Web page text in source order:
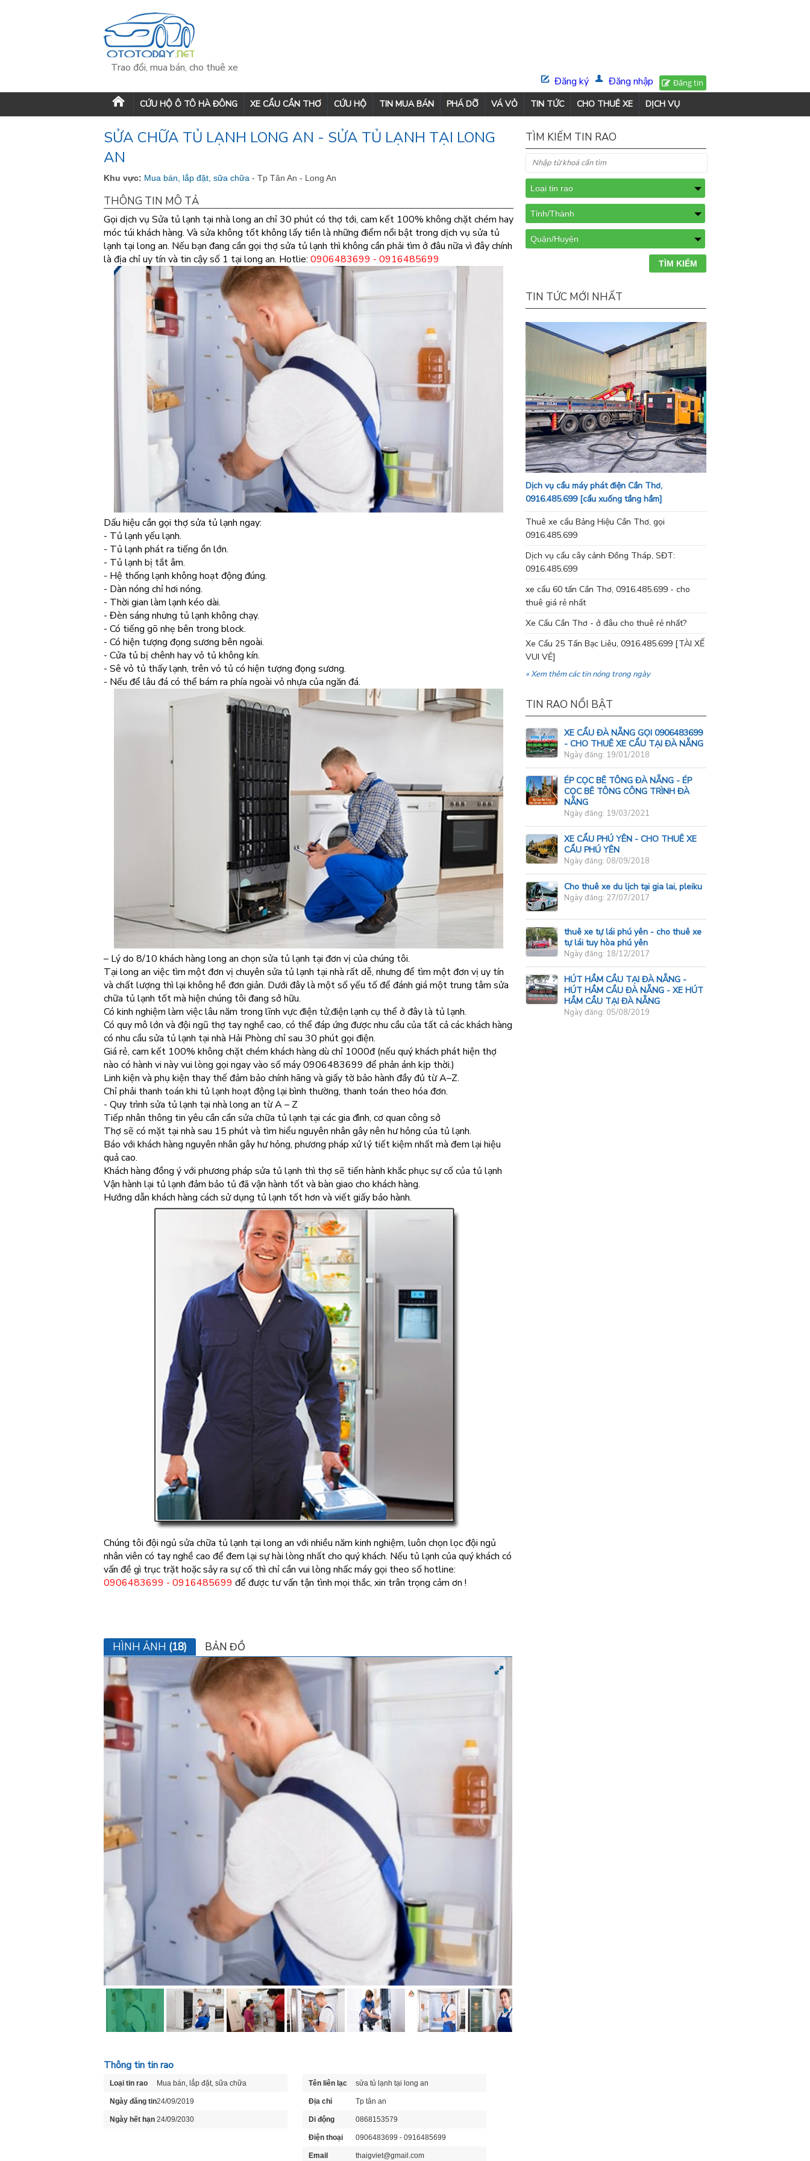
Trao đổi, mua bán, cho thuê xe
Đăng tin
Đăng nhập
Đăng ký
CỨU HỘ Ô TÔ HÀ ĐÔNG XE CẨU CẦN THƠ CỨU HỘ TIN MUA BÁN PHÁ DỠ VÁ VỎ TIN TỨC CHO THUÊ XE DỊCH VỤ
SỬA CHỮA TỦ LẠNH LONG AN - SỬA TỦ LẠNH TẠI LONG
AN
Khu vực: Mua bán, lắp đặt, sữa chữa - Tp Tân An - Long An
THÔNG TIN MÔ TẢ
Gọi dịch vụ Sửa tủ lạnh tại nhà long an chỉ 30 phút có thợ tới, cam kết 100% không chặt chém hay
móc túi khách hàng. Và sửa không tốt không lấy tiền là những điểm nổi bật trong dịch vụ sửa tủ
lạnh tại long an. Nếu bạn đang cần gọi thợ sửa tủ lạnh thì không cần phải tìm ở đâu nữa vì đây chính
là địa chỉ uy tín và tin cậy số 1 tại long an. Hotlie: 0906483699 - 0916485699
Dấu hiệu cần gọi thợ sửa tủ lạnh ngay:
- Tủ lạnh yếu lạnh.
- Tủ lạnh phát ra tiếng ồn lớn.
- Tủ lạnh bị tắt âm.
- Hệ thống lạnh không hoạt động đúng.
- Dàn nóng chỉ hơi nóng.
- Thời gian làm lạnh kéo dài.
- Đèn sáng nhưng tủ lạnh không chạy.
- Có tiếng gõ nhẹ bên trong block.
- Có hiện tượng đọng sương bên ngoài.
- Cửa tủ bị chênh hay vỏ tủ không kín.
- Sê vỏ tủ thấy lạnh, trên vỏ tủ có hiện tượng đọng sương.
- Nếu để lâu đá có thể bám ra phía ngoài vỏ nhựa của ngăn đá.
– Lý do 8/10 khách hàng long an chọn sửa tủ lạnh tại đơn vị của chúng tôi.
Tại long an việc tìm một đơn vị chuyên sửa tủ lạnh tại nhà rất dễ, nhưng để tìm một đơn vị uy tín
và chất lượng thì lại không hề đơn giản. Dưới đây là một số yếu tố để đánh giá một trung tâm sửa
chữa tủ lạnh tốt mà hiện chúng tôi đang sở hữu.
Có kinh nghiệm làm việc lâu năm trong lĩnh vực điện tử,điện lạnh cụ thể ở đây là tủ lạnh.
Có quy mô lớn và đội ngũ thợ tay nghề cao, có thể đáp ứng được nhu cầu của tất cả các khách hàng
có nhu cầu sửa tủ lạnh tại nhà Hải Phòng chỉ sau 30 phút gọi điện.
Giá rẻ, cam kết 100% không chặt chém khách hàng dù chỉ 1000đ (nếu quý khách phát hiện thợ
nào có hành vi này vui lòng gọi ngay vào số máy 0906483699 để phản ánh kịp thời.)
Linh kiện và phụ kiện thay thế đảm bảo chính hãng và giấy tờ bảo hành đầy đủ từ A–Z.
Chỉ phải thanh toán khi tủ lạnh hoạt động lại bình thường, thanh toán theo hóa đơn.
- Quy trình sửa tủ lạnh tại nhà long an từ A – Z
Tiếp nhân thông tin yêu cần cần sửa chữa tủ lạnh tại các gia đình, cơ quan công sở
Thợ sẽ có mặt tại nhà sau 15 phút và tìm hiểu nguyên nhân gây nên hư hỏng của tủ lạnh.
Báo với khách hàng nguyên nhân gây hư hỏng, phương pháp xử lý tiết kiệm nhất mà đem lại hiệu
quả cao.
Khách hàng đồng ý với phương pháp sửa tủ lạnh thì thợ sẽ tiến hành khắc phục sự cố của tủ lạnh
Vận hành lại tủ lạnh đảm bảo tủ đã vận hành tốt và bàn giao cho khách hàng.
Hướng dẫn khách hàng cách sử dụng tủ lạnh tốt hơn và viết giấy bảo hành.
Chúng tôi đội ngủ sửa chữa tủ lạnh tại long an với nhiều năm kinh nghiệm, luôn chọn lọc đội ngủ
nhân viên có tay nghề cao để đem lại sự hài lòng nhất cho quý khách. Nếu tủ lạnh của quý khách có
vấn đề gì trục trặt hoặc sảy ra sự cố thì chỉ cần vui lòng nhấc máy gọi theo số hotline:
0906483699 - 0916485699 để được tư vấn tận tình mọi thắc, xin trân trọng cảm ơn !
HÌNH ẢNH (18) BẢN ĐỒ
Thông tin tin rao
Loại tin rao Mua bán, lắp đặt, sữa chữa
Ngày đăng tin24/09/2019
Ngày hết hạn 24/09/2030
Tên liên lạc sửa tủ lạnh tại long an
Địa chỉ Tp tân an
Di động 0868153579
Điện thoại 0906483699 - 0916485699
Email thaigviet@gmail.com
TÌM KIẾM TIN RAO
TIN TỨC MỚI NHẤT
Dịch vụ cẩu máy phát điện Cần Thơ,
0916.485.699 [cẩu xuống tầng hầm]
Thuê xe cẩu Bảng Hiệu Cần Thơ, gọi
0916.485.699
Dịch vụ cẩu cây cảnh Đồng Tháp, SĐT:
0916.485.699
xe cẩu 60 tấn Cần Thơ, 0916.485.699 - cho
thuê giá rẻ nhất
Xe Cẩu Cần Thơ - ở đâu cho thuê rẻ nhất?
Xe Cẩu 25 Tấn Bạc Liêu, 0916.485.699 [TÀI XẾ
VUI VẺ]
» Xem thêm các tin nóng trong ngày
TIN RAO NỔI BẬT
XE CẨU ĐÀ NẴNG GỌI 0906483699
- CHO THUÊ XE CẨU TẠI ĐÀ NẴNG
Ngày đăng: 19/01/2018
ÉP CỌC BÊ TÔNG ĐÀ NẴNG - ÉP
CỌC BÊ TÔNG CÔNG TRÌNH ĐÀ
NẴNG
Ngày đăng: 19/03/2021
XE CẨU PHÚ YÊN - CHO THUÊ XE
CẨU PHÚ YÊN
Ngày đăng: 08/09/2018
Cho thuê xe du lịch tại gia lai, pleiku
Ngày đăng: 27/07/2017
thuê xe tự lái phú yên - cho thuê xe
tự lái tuy hòa phú yên
Ngày đăng: 18/12/2017
HÚT HẦM CẦU TẠI ĐÀ NẴNG -
HÚT HẦM CẦU ĐÀ NẴNG - XE HÚT
HẦM CẦU TẠI ĐÀ NẴNG
Ngày đăng: 05/08/2019